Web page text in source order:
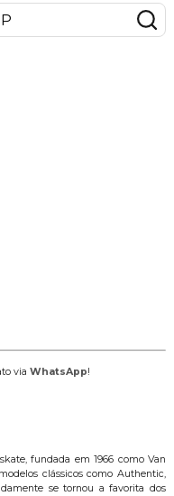
via WhatsApp!
fundada em 1966 como Van
clássicos como Authentic,
se tornou a favorita dos